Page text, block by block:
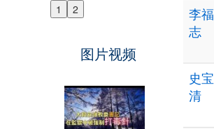
1 2
Previous
图片视频
李福
志
史宝
清